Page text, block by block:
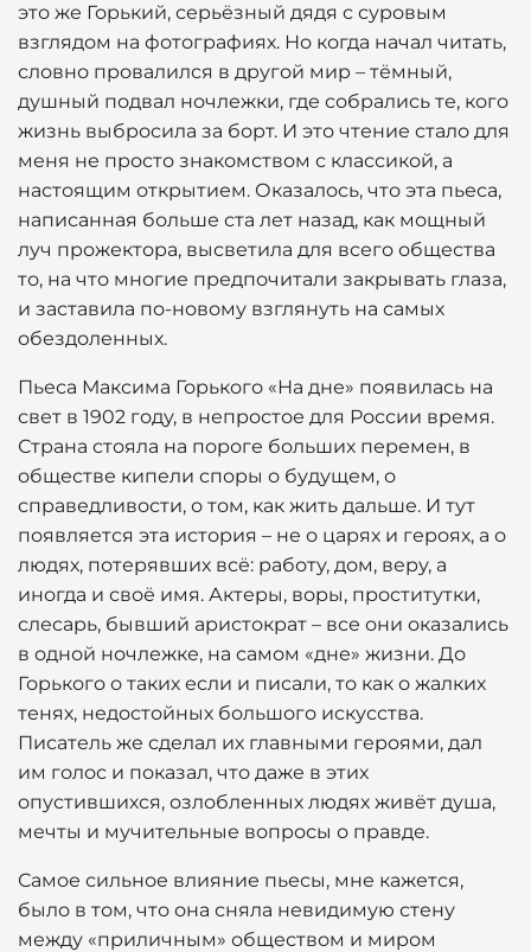
это же Горький, серьёзный дядя с суровым
взглядом на фотографиях. Но когда начал читать,
словно провалился в другой мир – тёмный,
душный подвал ночлежки, где собрались те, кого
жизнь выбросила за борт. И это чтение стало для
меня не просто знакомством с классикой, а
настоящим открытием. Оказалось, что эта пьеса,
написанная больше ста лет назад, как мощный
луч прожектора, высветила для всего общества
то, на что многие предпочитали закрывать глаза,
и заставила по-новому взглянуть на самых
обездоленных.
Пьеса Максима Горького «На дне» появилась на
свет в 1902 году, в непростое для России время.
Страна стояла на пороге больших перемен, в
обществе кипели споры о будущем, о
справедливости, о том, как жить дальше. И тут
появляется эта история – не о царях и героях, а о
людях, потерявших всё: работу, дом, веру, а
иногда и своё имя. Актеры, воры, проститутки,
слесарь, бывший аристократ – все они оказались
в одной ночлежке, на самом «дне» жизни. До
Горького о таких если и писали, то как о жалких
тенях, недостойных большого искусства.
Писатель же сделал их главными героями, дал
им голос и показал, что даже в этих
опустившихся, озлобленных людях живёт душа,
мечты и мучительные вопросы о правде.
Самое сильное влияние пьесы, мне кажется,
было в том, что она сняла невидимую стену
между «приличным» обществом и миром